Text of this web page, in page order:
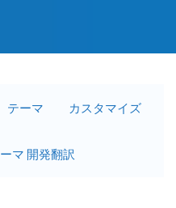
テーマ カスタマイズ
マ 開発翻訳